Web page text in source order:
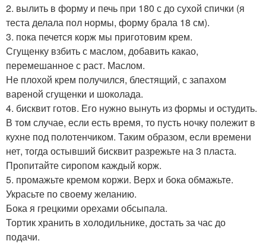
2. вылить в форму и печь при 180 с до сухой спички (я
теста делала пол нормы, форму брала 18 см).
3. пока печется корж мы приготовим крем.
Сгущенку взбить с маслом, добавить какао,
перемешанное с раст. Маслом.
Не плохой крем получился, блестящий, с запахом
вареной сгущенки и шоколада.
4. бисквит готов. Его нужно вынуть из формы и остудить.
В том случае, если есть время, то пусть ночку полежит в
кухне под полотенчиком. Таким образом, если времени
нет, тогда остывший бисквит разрежьте на 3 пласта.
Пропитайте сиропом каждый корж.
5. промажьте кремом коржи. Верх и бока обмажьте.
Украсьте по своему желанию.
Бока я грецкими орехами обсыпала.
Тортик хранить в холодильнике, достать за час до
подачи.